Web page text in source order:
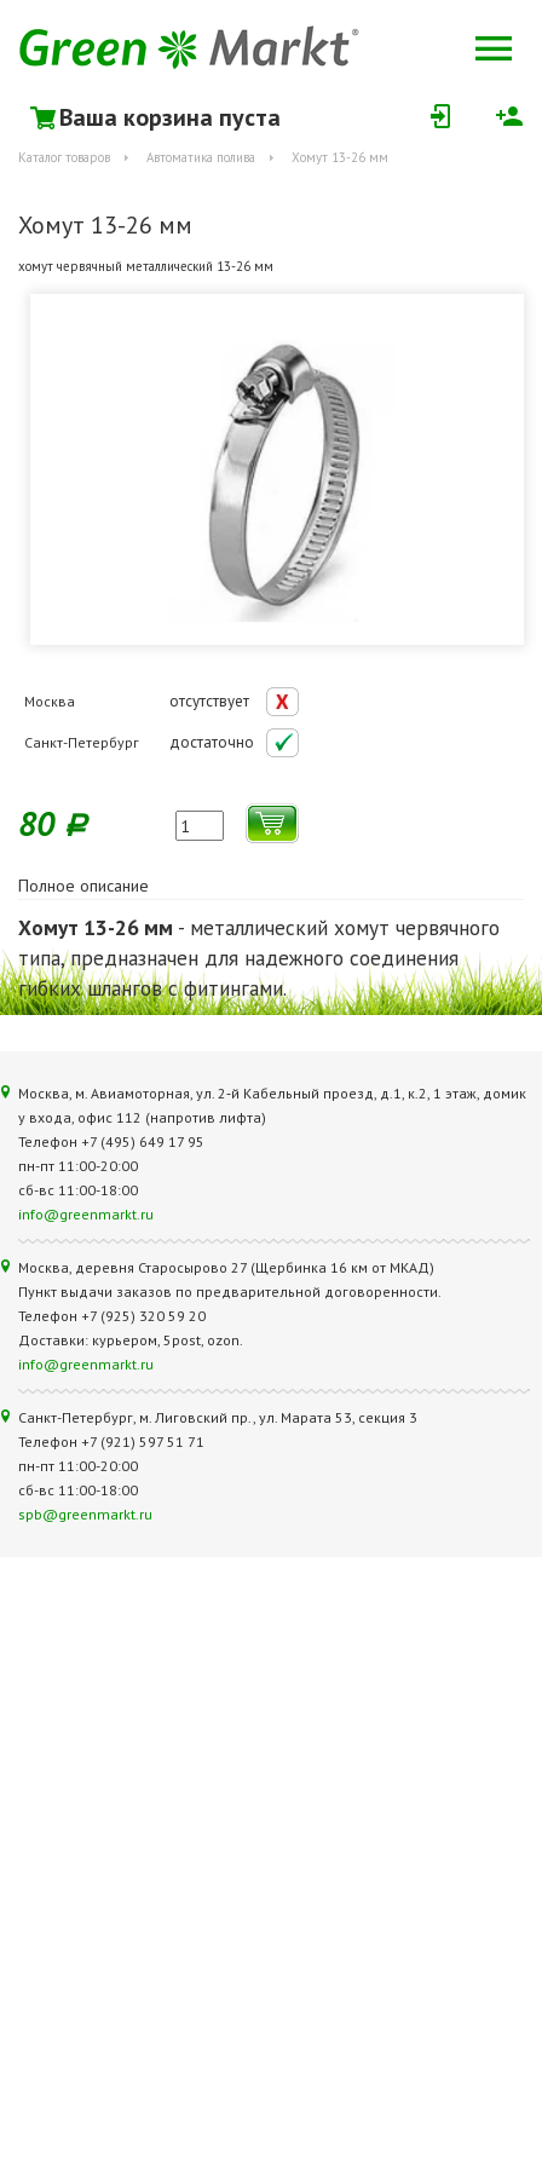
Ваша корзина пуста
Каталог товаров Автоматика полива Хомут 13-26 мм
Хомут 13-26 мм
хомут червячный металлический 13-26 мм
Москва отсутствует
Санкт-Петербург достаточно
80 Р
Полное описание
Хомут 13-26 мм - металлический хомут червячного
типа, предназначен для надежного соединения
гибких шлангов с фитингами.
Москва, м. Авиамоторная, ул. 2‑й Кабельный проезд, д.1, к.2, 1 этаж, домик
у входа, офис 112 (напротив лифта)
Телефон +7 (495) 649 17 95
пн-пт 11:00-20:00
сб-вс 11:00-18:00
info@greenmarkt.ru
Москва, деревня Старосырово 27 (Щербинка 16 км от МКАД)
Пункт выдачи заказов по предварительной договоренности.
Телефон +7 (925) 320 59 20
Доставки: курьером, 5post, ozon.
info@greenmarkt.ru
Санкт-Петербург, м. Лиговский пр., ул. Марата 53, секция 3
Телефон +7 (921) 597 51 71
пн-пт 11:00-20:00
сб-вс 11:00-18:00
spb@greenmarkt.ru